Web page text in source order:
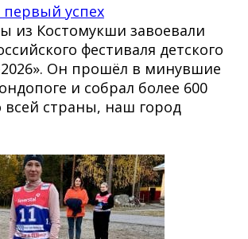
успех
из Костомукши завоевали
фестиваля детского
Он прошёл в минувшие
и собрал более 600
всей страны, наш город